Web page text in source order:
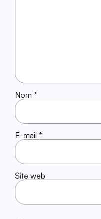
Nom *
E-mail *
Site web